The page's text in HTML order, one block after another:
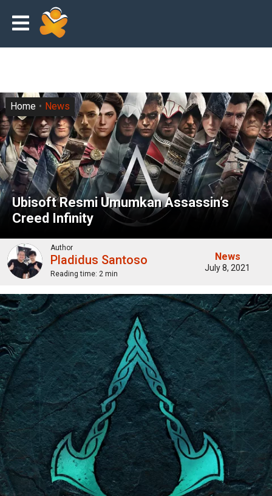
Ubisoft Resmi Umumkan Assassin’s
Creed Infinity
Home News
Author
Pladidus Santoso
Reading time: 2 min
News
July 8, 2021